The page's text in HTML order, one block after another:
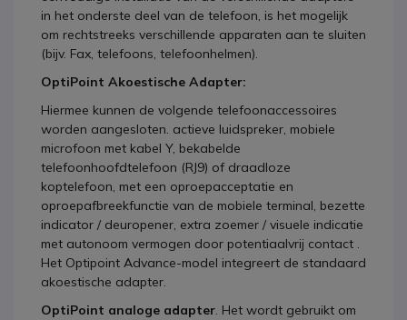
in het onderste deel van de telefoon, is het mogelijk
om rechtstreeks verschillende apparaten aan te sluiten
(bijv. Fax, telefoons, telefoonhelmen).
OptiPoint Akoestische Adapter:
Hiermee kunnen de volgende telefoonaccessoires
worden aangesloten. actieve luidspreker, mobiele
microfoon met kabel Y, bekabelde
telefoonhoofdtelefoon (RJ9) of draadloze
koptelefoon, met een oproepacceptatie en
oproepafbreekfunctie van de mobiele terminal, bezette
indicator / deuropener, extra zoemer / visuele indicatie
met autonoom vermogen door potentiaalvrij contact .
Het Optipoint Advance-model integreert de standaard
akoestische adapter.
OptiPoint analoge adapter. Het wordt gebruikt om